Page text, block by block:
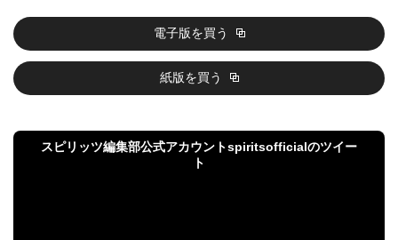
電子版を買う
紙版を買う
スピリッツ編集部公式アカウントspiritsofficialのツイー
ト